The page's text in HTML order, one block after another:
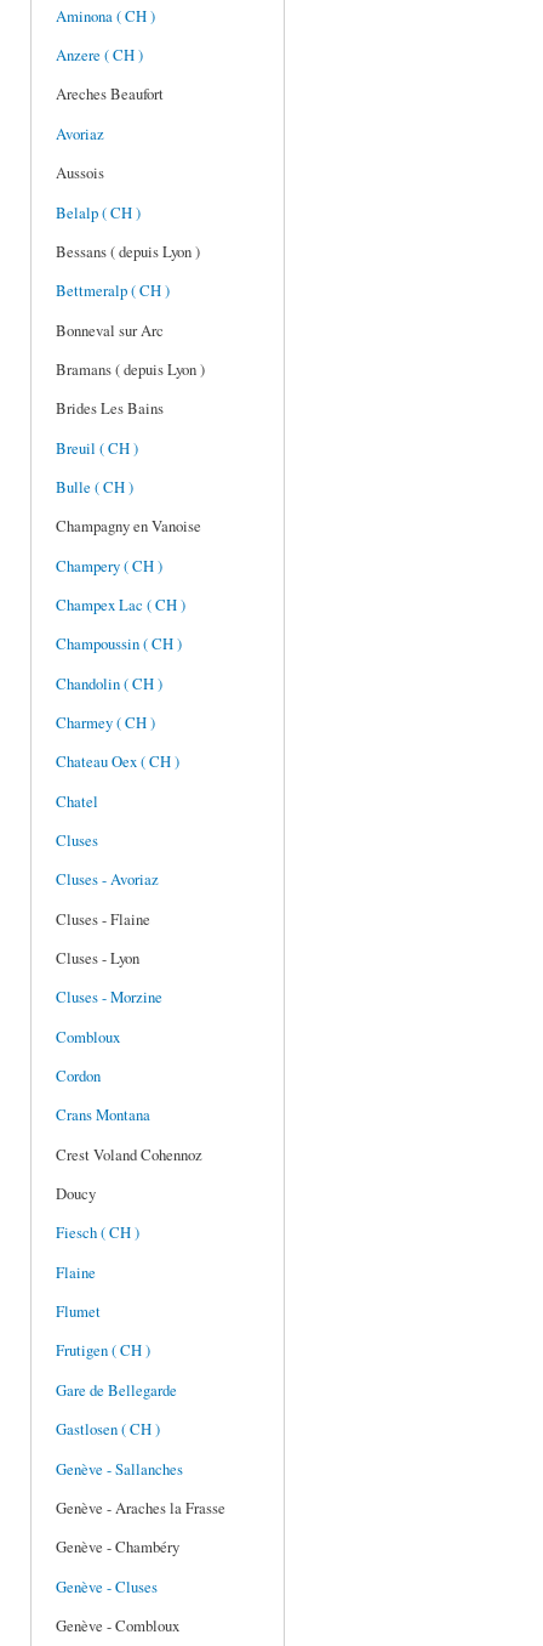
Aminona ( CH )
Anzere ( CH )
Areches Beaufort
Avoriaz
Aussois
Belalp ( CH )
Bessans ( depuis Lyon )
Bettmeralp ( CH )
Bonneval sur Arc
Bramans ( depuis Lyon )
Brides Les Bains
Breuil ( CH )
Bulle ( CH )
Champagny en Vanoise
Champery ( CH )
Champex Lac ( CH )
Champoussin ( CH )
Chandolin ( CH )
Charmey ( CH )
Chateau Oex ( CH )
Chatel
Cluses
Cluses - Avoriaz
Cluses - Flaine
Cluses - Lyon
Cluses - Morzine
Combloux
Cordon
Crans Montana
Crest Voland Cohennoz
Doucy
Fiesch ( CH )
Flaine
Flumet
Frutigen ( CH )
Gare de Bellegarde
Gastlosen ( CH )
Genève - Sallanches
Genève - Araches la Frasse
Genève - Chambéry
Genève - Cluses
Genève - Combloux